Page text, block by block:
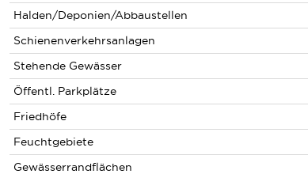
Halden/Deponien/Abbaustellen
Schienenverkehrsanlagen
Stehende Gewässer
Öffentl. Parkplätze
Friedhöfe
Feuchtgebiete
Gewässerrandflächen